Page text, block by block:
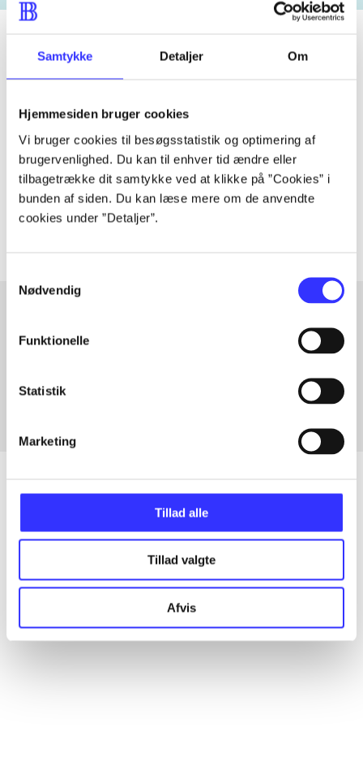
Samtykke Detaljer Om
Hjemmesiden bruger cookies
Vi bruger cookies til besøgsstatistik og optimering af
brugervenlighed. Du kan til enhver tid ændre eller
tilbagetrække dit samtykke ved at klikke på ”Cookies” i
bunden af siden. Du kan læse mere om de anvendte
cookies under ”Detaljer”.
Nødvendig
Funktionelle
Statistik
Marketing
Tillad alle
Tillad valgte
Afvis
Artiklen er en del af
lorem ipsum dolor sit amet ...
Tidsskrift
Artiklerne i handler ofte om
Artikler med samme emner
Artikler
Alle registrerede artikler fordelt på udgivelser